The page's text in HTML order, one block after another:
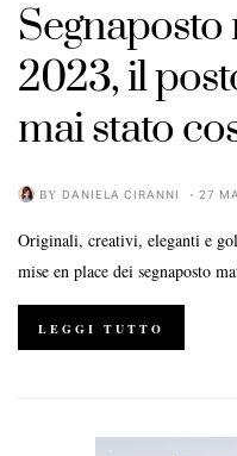
2023, il
mai stato
BY DANIELA CIRANNI 27
Originali, creativi, eleganti e
mise en place dei segnaposto
LEGGI TUTTO